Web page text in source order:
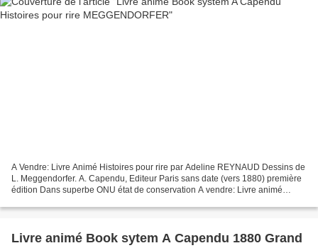
A Vendre: Livre Animé Histoires pour rire par Adeline REYNAUD Dessins de
L. Meggendorfer. A. Capendu, Editeur Paris sans date (vers 1880) première
édition Dans superbe ONU état de conservation A vendre: Livre animé
Livre animé Book sytem A Capendu 1880 Grand